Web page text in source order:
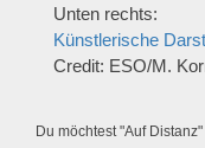
Unten rechts:
Künstlerische
Credit: ESO/M.
Du möchtest "Auf